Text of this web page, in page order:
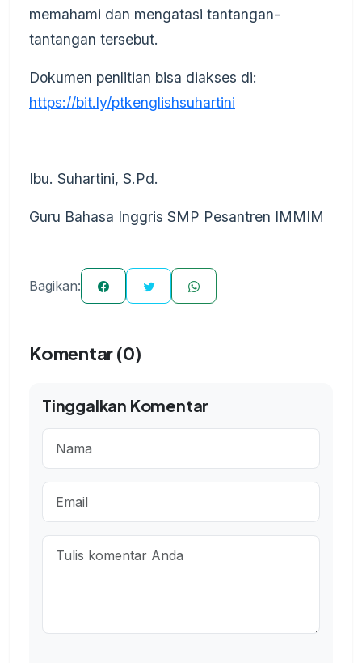
memahami dan mengatasi tantangan-
tantangan tersebut.
Dokumen penlitian bisa diakses di:
https://bit.ly/ptkenglishsuhartini
Ibu. Suhartini, S.Pd.
Guru Bahasa Inggris SMP Pesantren IMMIM
Bagikan:
Komentar (0)
Tinggalkan Komentar